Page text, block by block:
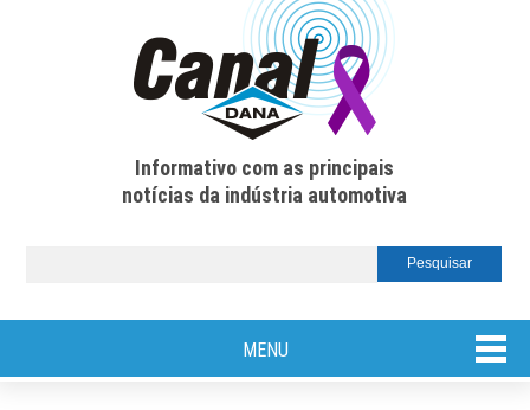
Informativo com as principais
notícias da indústria automotiva
MENU